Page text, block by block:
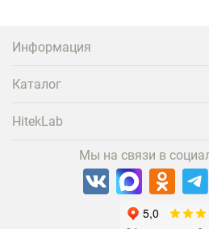
проектора.
Информация
Каталог
HitekLab
Мы на связи в